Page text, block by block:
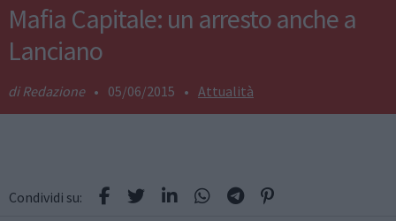
Mafia Capitale: un arresto anche a
Lanciano
Redazione • 05/06/2015 • Attualità
Condividi su: